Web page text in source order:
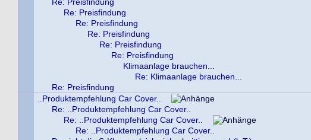
Re: Preisfindung
Re: Preisfindung
Re: Preisfindung
Re: Preisfindung
Re: Preisfindung
Klimaanlage brauchen...
Re: Klimaanlage brauchen...
Re: Preisfindung
..Produktempfehlung Car Cover..
Re: ..Produktempfehlung Car Cover..
Re: ..Produktempfehlung Car Cover..
Re: ..Produktempfehlung Car Cover..